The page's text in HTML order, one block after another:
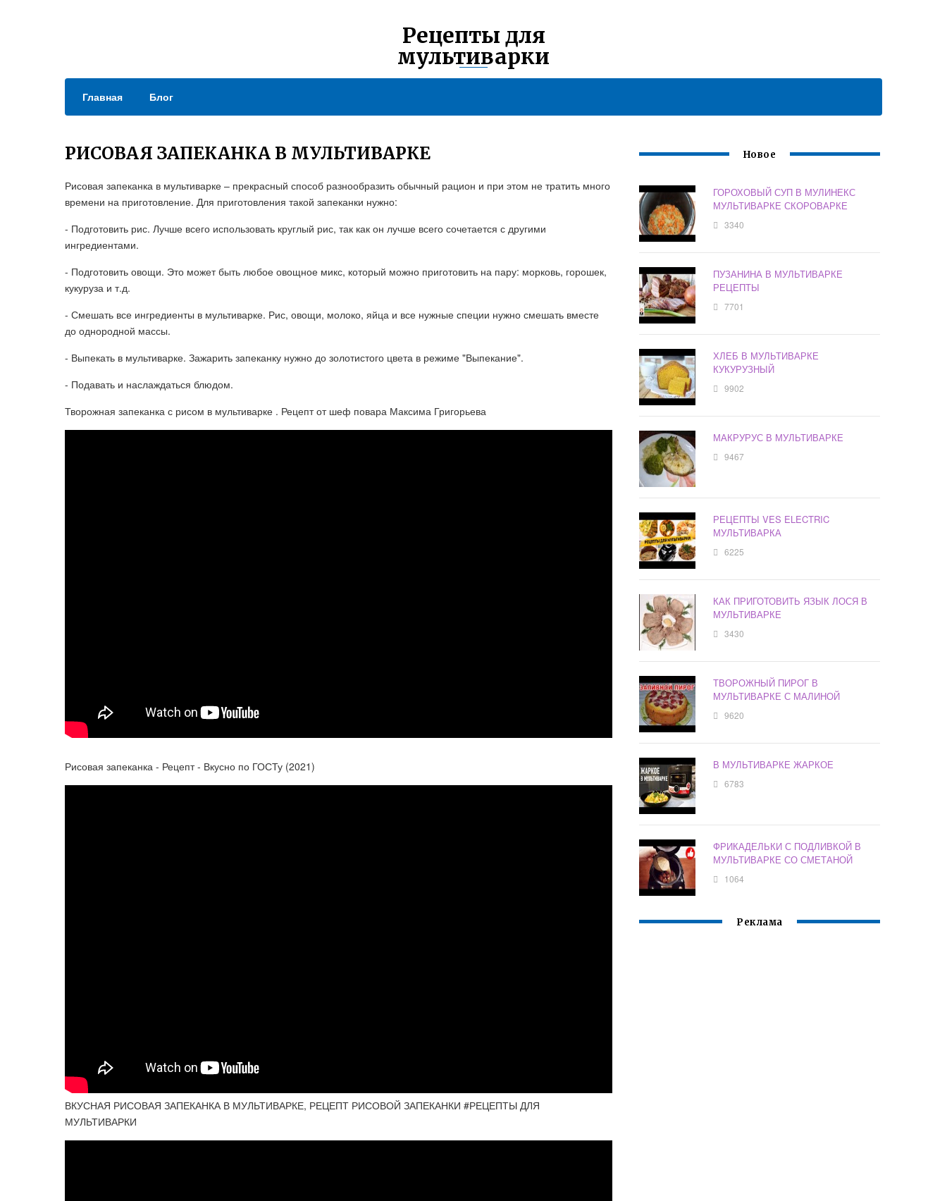
Рецепты для
мультиварки
Главная Блог
РИСОВАЯ ЗАПЕКАНКА В МУЛЬТИВАРКЕ
Рисовая запеканка в мультиварке – прекрасный способ разнообразить обычный рацион и при этом не тратить много
времени на приготовление. Для приготовления такой запеканки нужно:
- Подготовить рис. Лучше всего использовать круглый рис, так как он лучше всего сочетается с другими
ингредиентами.
- Подготовить овощи. Это может быть любое овощное микс, который можно приготовить на пару: морковь, горошек,
кукуруза и т.д.
- Смешать все ингредиенты в мультиварке. Рис, овощи, молоко, яйца и все нужные специи нужно смешать вместе
до однородной массы.
- Выпекать в мультиварке. Зажарить запеканку нужно до золотистого цвета в режиме "Выпекание".
- Подавать и наслаждаться блюдом.
Творожная запеканка с рисом в мультиварке . Рецепт от шеф повара Максима Григорьева
Рисовая запеканка - Рецепт - Вкусно по ГОСТу (2021)
ВКУСНАЯ РИСОВАЯ ЗАПЕКАНКА В МУЛЬТИВАРКЕ, РЕЦЕПТ РИСОВОЙ ЗАПЕКАНКИ #РЕЦЕПТЫ ДЛЯ
МУЛЬТИВАРКИ
Новое
ГОРОХОВЫЙ СУП В МУЛИНЕКС
МУЛЬТИВАРКЕ СКОРОВАРКЕ
3340
ПУЗАНИНА В МУЛЬТИВАРКЕ
РЕЦЕПТЫ
7701
ХЛЕБ В МУЛЬТИВАРКЕ
КУКУРУЗНЫЙ
9902
МАКРУРУС В МУЛЬТИВАРКЕ
9467
РЕЦЕПТЫ VES ELECTRIC
МУЛЬТИВАРКА
6225
КАК ПРИГОТОВИТЬ ЯЗЫК ЛОСЯ В
МУЛЬТИВАРКЕ
3430
ТВОРОЖНЫЙ ПИРОГ В
МУЛЬТИВАРКЕ С МАЛИНОЙ
9620
В МУЛЬТИВАРКЕ ЖАРКОЕ
6783
ФРИКАДЕЛЬКИ С ПОДЛИВКОЙ В
МУЛЬТИВАРКЕ СО СМЕТАНОЙ
1064
Реклама